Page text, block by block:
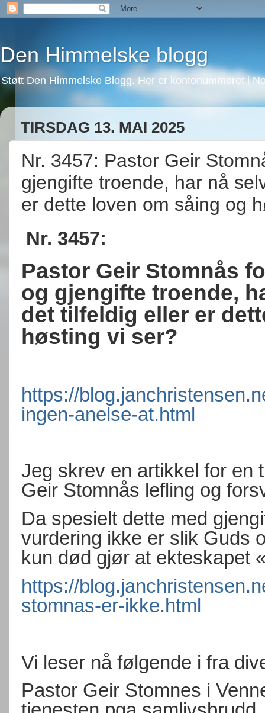
Den Himmelske blogg
Støtt Den Himmelske Blogg. Her er kontonummeret i
TIRSDAG 13. MAI 2025
Nr. 3457: Pastor Geir
gjengifte troende, har nå
er dette loven om såing og
Nr. 3457:
Pastor Geir Stomnås
og gjengifte troende,
det tilfeldig eller er
høsting vi ser?
https://
ingen-anelse-at.html
Jeg skrev en artikkel for en
Geir Stomnås lefling og
Da spesielt dette med
vurdering ikke er slik Guds
kun død gjør at ekteskapet
https://
stomnas-er-ikke.html
Vi leser nå følgende i fra
Pastor Geir Stomnes i